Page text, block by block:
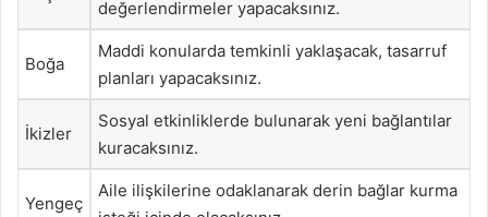
değerlendirmeler yapacaksınız.
Boğa
Maddi konularda temkinli yaklaşacak, tasarruf
planları yapacaksınız.
İkizler
Sosyal etkinliklerde bulunarak yeni bağlantılar
kuracaksınız.
Yengeç
Aile ilişkilerine odaklanarak derin bağlar kurma